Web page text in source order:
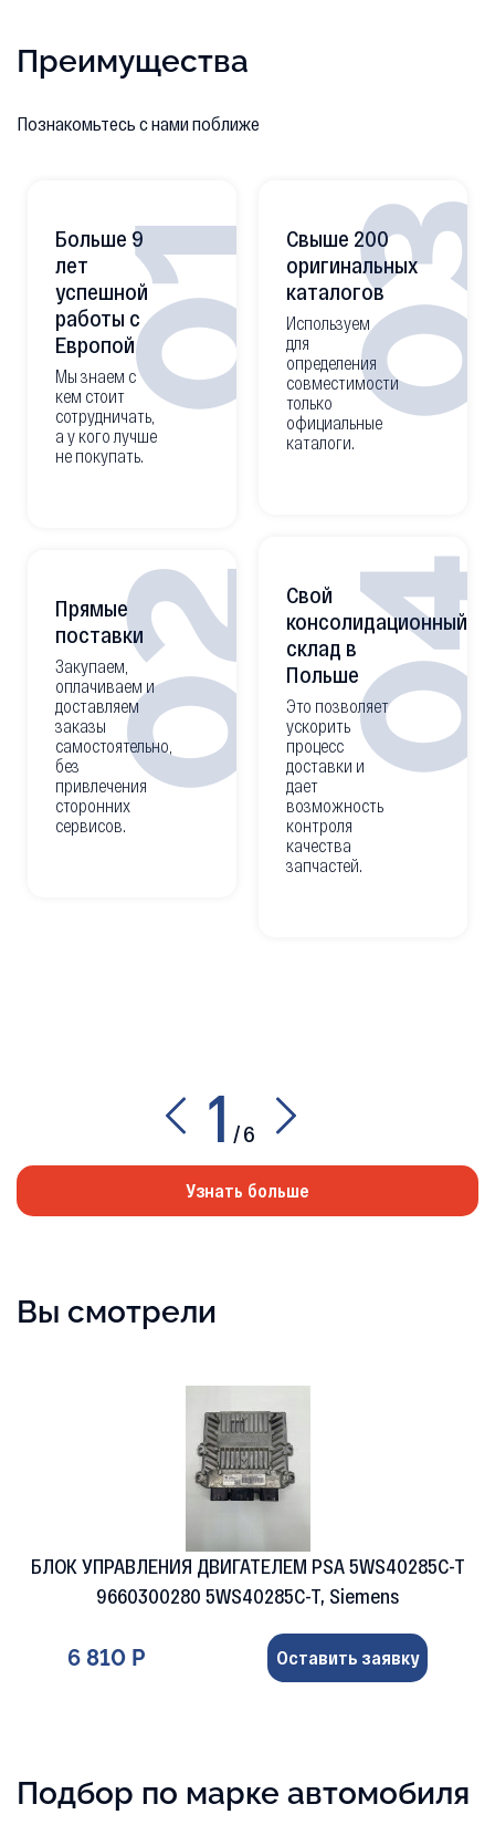
Преимущества
Познакомьтесь с нами поближе
01
Больше 9
лет
успешной
работы с
Европой
Мы знаем с
кем стоит
сотрудничать,
а у кого лучше
не покупать.
02
Прямые
поставки
Закупаем,
оплачиваем и
доставляем
заказы
самостоятельно,
без
привлечения
сторонних
сервисов.
Свыше 200
оригинальных
каталогов
Используем
для
определения
совместимости
только
официальные
каталоги.
Свой
консолидационный
склад в
Польше
Это позволяет
ускорить
процесс
доставки и
дает
возможность
контроля
качества
запчастей.
1 /6
Узнать больше
Вы смотрели
БЛОК УПРАВЛЕНИЯ ДВИГАТЕЛЕМ PSA 5WS40285C-T
9660300280 5WS40285C-T, Siemens
6 810 Р Оставить заявку
Подбор по марке автомобиля